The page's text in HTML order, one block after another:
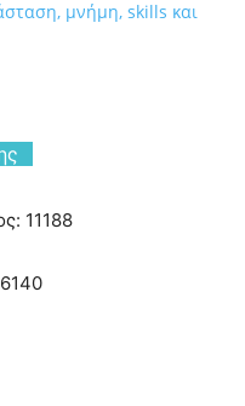
μνήμη, skills και
11188